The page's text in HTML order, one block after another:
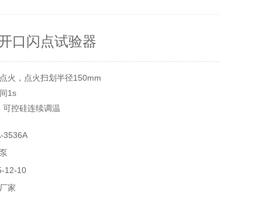
口闪点试验器
火，点火扫划半径150mm
1s
可控硅连续调温
3536A
12-10
家